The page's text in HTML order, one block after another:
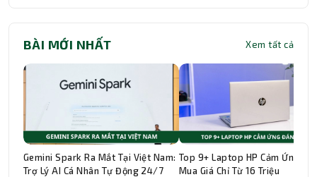
BÀI MỚI NHẤT Xem tất cả
Gemini Spark Ra Mắt Tại Việt Nam:
Trợ Lý AI Cá Nhân Tự Động 24/7
Top 9+ Laptop HP Cảm Ứng
Mua Giá Chỉ Từ 16 Triệu